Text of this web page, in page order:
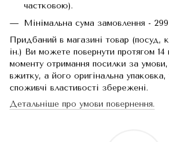
частковою).
Мінімальна сума замовлення - 299
Придбаний в магазині товар (посуд,
ін.) Ви можете повернути протягом
моменту отримання посилки за
вжитку, а його оригінальна упаковка,
споживчі властивості збережені.
Детальніше про умови повернення.